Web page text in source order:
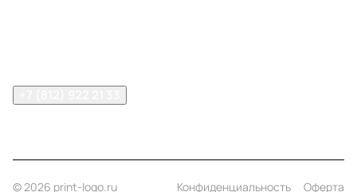
© 2026 print-logo.ru Конфиденциальность Оферта